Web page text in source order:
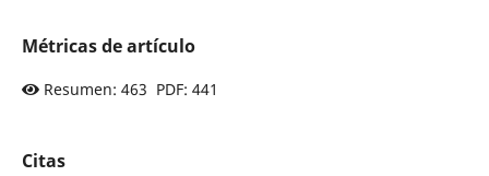
Métricas de artículo
Resumen: 463 PDF: 441
Citas